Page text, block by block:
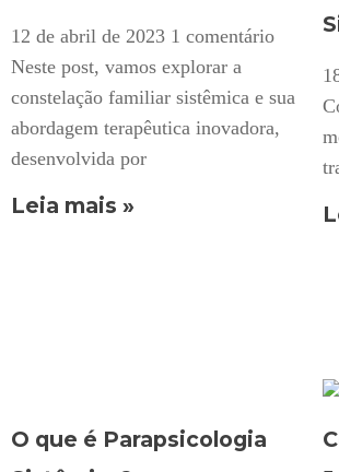
12 de abril de 2023 1 comentário
Neste post, vamos explorar a
constelação familiar sistêmica e sua
abordagem terapêutica inovadora,
desenvolvida por
Leia mais »
O que é Parapsicologia